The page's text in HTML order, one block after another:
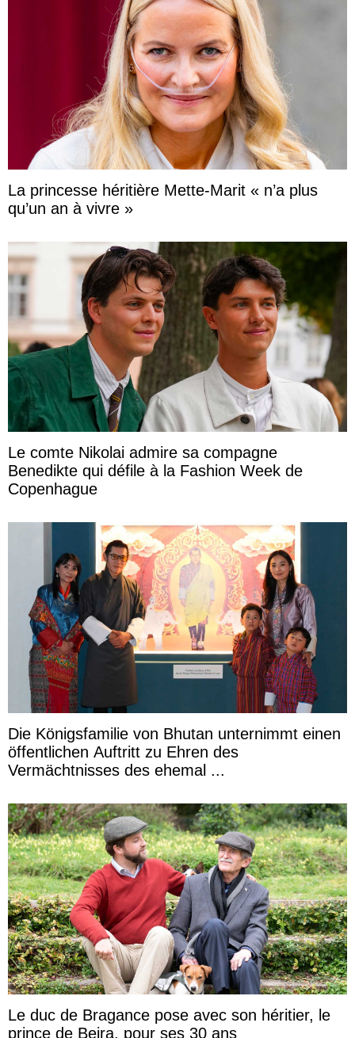
La princesse héritière Mette-Marit « n’a plus
qu’un an à vivre »
Le comte Nikolai admire sa compagne
Benedikte qui défile à la Fashion Week de
Copenhague
Die Königsfamilie von Bhutan unternimmt einen
öffentlichen Auftritt zu Ehren des
Vermächtnisses des ehemal ...
Le duc de Bragance pose avec son héritier, le
prince de Beira, pour ses 30 ans